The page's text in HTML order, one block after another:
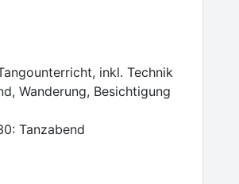
inkl. Technik
Wanderung, Besichtigung
Tanzabend